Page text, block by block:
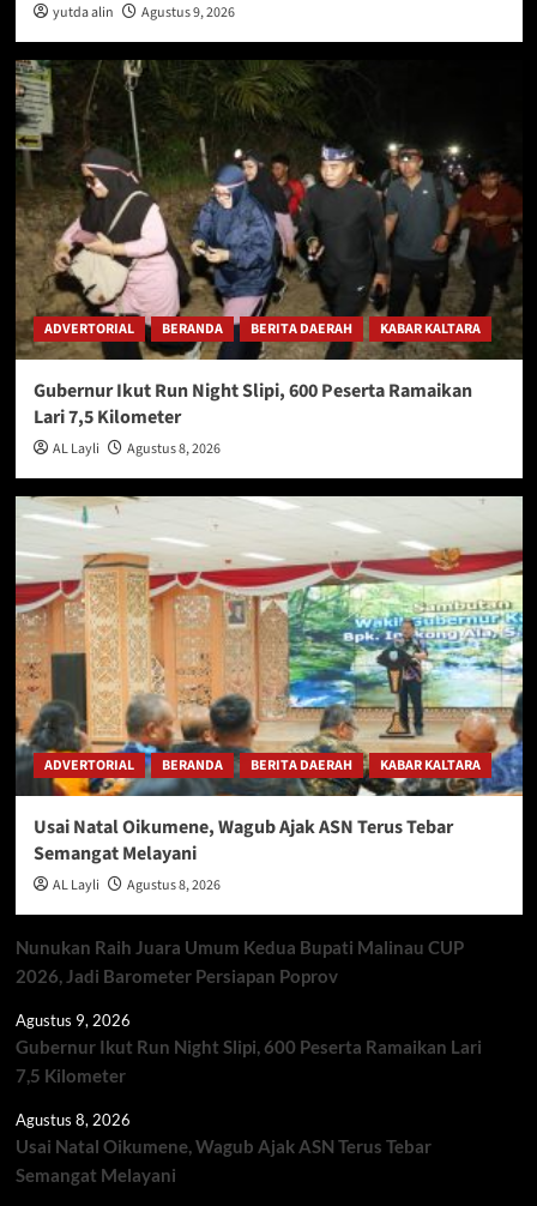
yutda alin Agustus 9, 2026
ADVERTORIAL BERANDA BERITA DAERAH KABAR KALTARA
Gubernur Ikut Run Night Slipi, 600 Peserta Ramaikan
Lari 7,5 Kilometer
AL Layli Agustus 8, 2026
ADVERTORIAL BERANDA BERITA DAERAH KABAR KALTARA
Usai Natal Oikumene, Wagub Ajak ASN Terus Tebar
Semangat Melayani
AL Layli Agustus 8, 2026
Nunukan Raih Juara Umum Kedua Bupati Malinau CUP
2026, Jadi Barometer Persiapan Poprov
Agustus 9, 2026
Gubernur Ikut Run Night Slipi, 600 Peserta Ramaikan Lari
7,5 Kilometer
Agustus 8, 2026
Usai Natal Oikumene, Wagub Ajak ASN Terus Tebar
Semangat Melayani